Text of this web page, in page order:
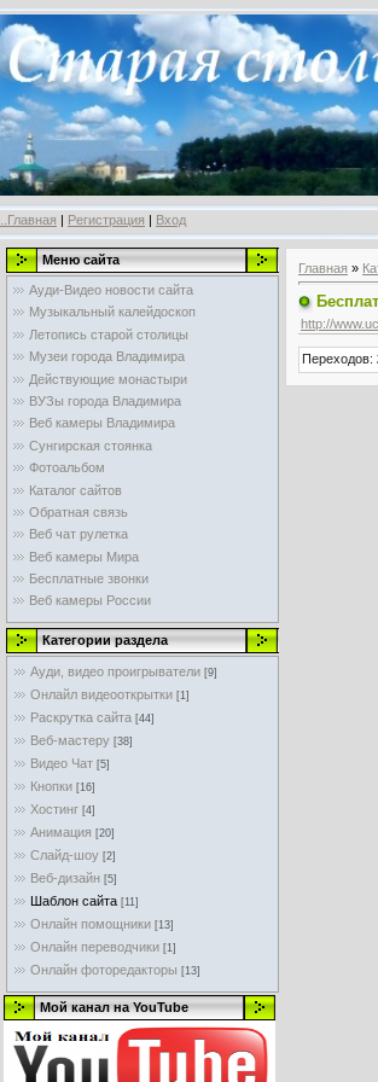
..Главная | Регистрация | Вход
Меню сайта
Ауди-Видео новости сайта
Музыкальный калейдоскоп
Летопись старой столицы
Музеи города Владимира
Действующие монастыри
ВУЗы города Владимира
Веб камеры Владимира
Сунгирская стоянка
Фотоальбом
Каталог сайтов
Обратная связь
Веб чат рулетка
Веб камеры Мира
Бесплатные звонки
Веб камеры России
Категории раздела
Ауди, видео проигрыватели [9]
Онлайл видеооткрытки [1]
Раскрутка сайта [44]
Веб-мастеру [38]
Видео Чат [5]
Кнопки [16]
Хостинг [4]
Анимация [20]
Слайд-шоу [2]
Веб-дизайн [5]
Шаблон сайта [11]
Онлайн помощники [13]
Онлайн переводчики [1]
Онлайн фоторедакторы [13]
Мой канал на YouTube
Главная »
http://
Переходов: